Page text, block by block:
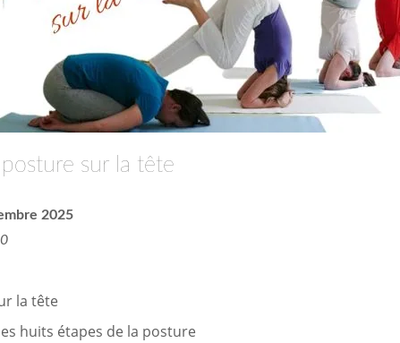
sur la tête
2025
la tête
huits étapes de la posture